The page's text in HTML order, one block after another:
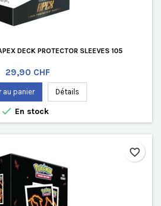
DECK PROTECTOR SLEEVES 105
Prix
29,90 CHF
au panier Détails
 En stock
favorite_border